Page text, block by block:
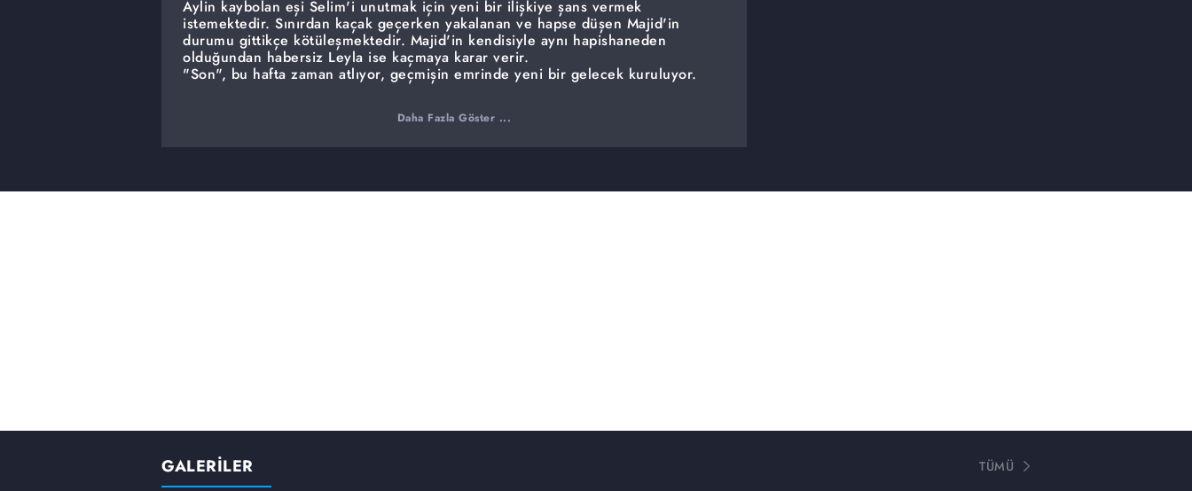
Aylin kaybolan eşi Selim'i unutmak için yeni bir ilişkiye şans vermek
istemektedir. Sınırdan kaçak geçerken yakalanan ve hapse düşen Majid'in
durumu gittikçe kötüleşmektedir. Majid'in kendisiyle aynı hapishaneden
olduğundan habersiz Leyla ise kaçmaya karar verir.
"Son", bu hafta zaman atlıyor, geçmişin emrinde yeni bir gelecek kuruluyor.
Daha Fazla Göster ...
GALERİLER TÜMÜ